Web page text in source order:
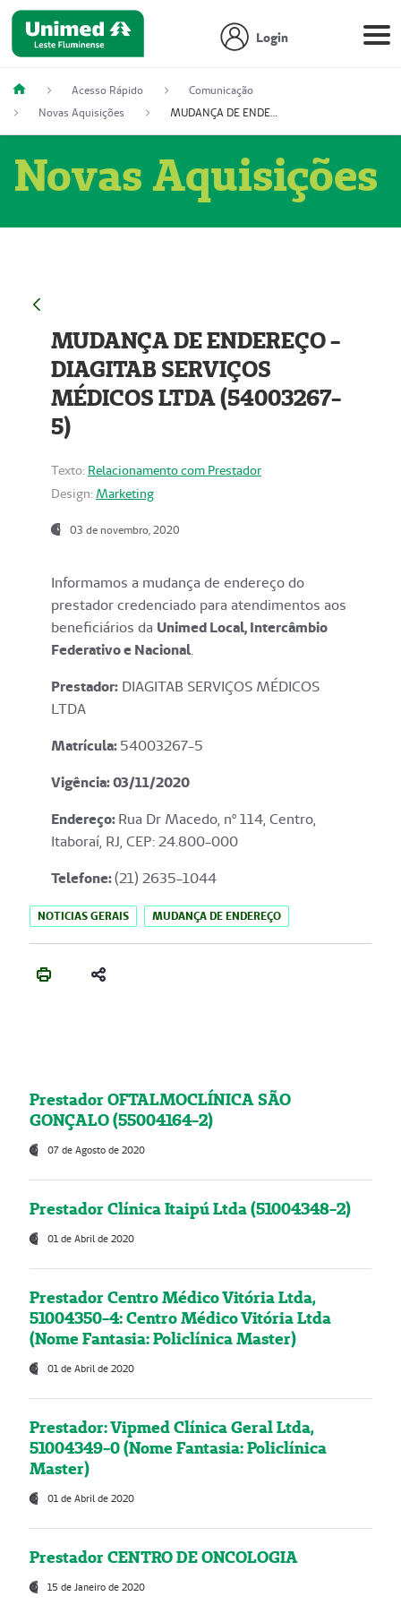
Login
Acesso Rápido
Comunicação
Novas Aquisições
MUDANÇA DE ENDEREÇO - DIAGITAB SERVIÇOS MÉDICOS LTDA (54003267-5)
Novas Aquisições
MUDANÇA DE ENDEREÇO -
DIAGITAB SERVIÇOS
MÉDICOS LTDA (54003267-
5)
Texto: Relacionamento com Prestador
Design: Marketing
03 de novembro, 2020
Informamos a mudança de endereço do
prestador credenciado para atendimentos aos
beneficiários da Unimed Local, Intercâmbio
Federativo e Nacional.
Prestador: DIAGITAB SERVIÇOS MÉDICOS
LTDA
Matrícula:54003267-5
Vigência: 03/11/2020
Endereço:Rua Dr Macedo, nº 114, Centro,
Itaboraí, RJ, CEP: 24.800-000
Telefone:(21) 2635-1044
NOTICIAS GERAIS MUDANÇA DE ENDEREÇO
Prestador OFTALMOCLÍNICA SÃO
GONÇALO (55004164-2)
07 de Agosto de 2020
Prestador Clínica Itaipú Ltda (51004348-2)
01 de Abril de 2020
Prestador Centro Médico Vitória Ltda,
51004350-4: Centro Médico Vitória Ltda
(Nome Fantasia: Policlínica Master)
01 de Abril de 2020
Prestador: Vipmed Clínica Geral Ltda,
51004349-0 (Nome Fantasia: Policlínica
Master)
01 de Abril de 2020
Prestador CENTRO DE ONCOLOGIA
15 de Janeiro de 2020